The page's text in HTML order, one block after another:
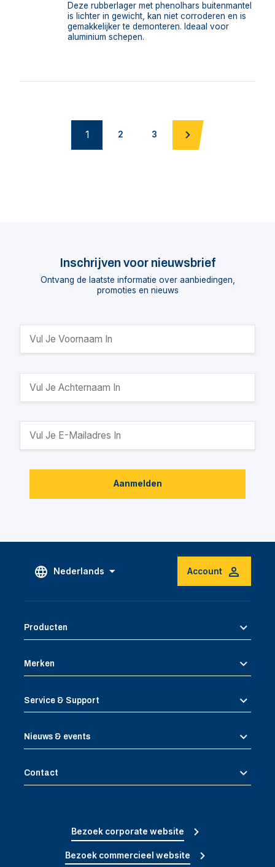
Deze rubberlager met phenolhars buitenmantel
is lichter in gewicht, kan niet corroderen en is
gemakkelijker te demonteren. Ideaal voor
aluminium schepen.
1 2 3
Inschrijven voor nieuwsbrief
Ontvang de laatste informatie over aanbiedingen,
promoties en nieuws
Aanmelden
Nederlands Account
Producten
Merken
Service & Support
Nieuws & events
Contact
Bezoek corporate website
Bezoek commercieel website